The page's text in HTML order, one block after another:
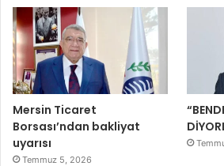
Mersin Ticaret
Borsası’ndan bakliyat
uyarısı
Temmuz 5, 2026